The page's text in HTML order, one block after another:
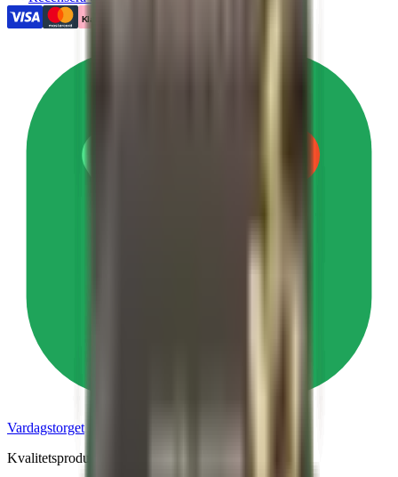
Klarna.
Vardagstorget
Kvalitetsprodukter till lägsta pris.